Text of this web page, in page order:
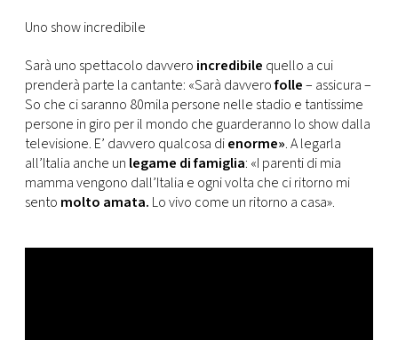
Uno show incredibile
Sarà uno spettacolo davvero incredibile quello a cui
prenderà parte la cantante: «Sarà davverofolle– assicura –
So che ci saranno 80mila persone nelle stadio e tantissime
persone in giro per il mondo che guarderanno lo show dalla
televisione. E’ davvero qualcosa dienorme». A legarla
all’Italia anche un legame di famiglia: «I parenti di mia
mamma vengono dall’Italia e ogni volta che ci ritorno mi
sento molto amata. Lo vivo come un ritorno a casa».